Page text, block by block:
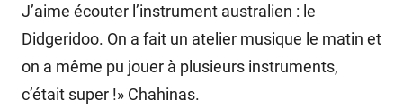
J’aime écouter l’instrument australien : le
Didgeridoo. On a fait un atelier musique le matin et
on a même pu jouer à plusieurs instruments,
c’était super !» Chahinas.